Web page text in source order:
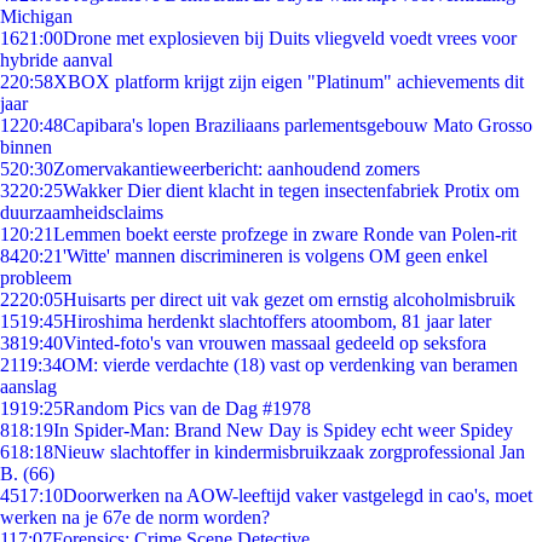
Michigan
1621:00Drone met explosieven bij Duits vliegveld voedt vrees voor
hybride aanval
220:58XBOX platform krijgt zijn eigen "Platinum" achievements dit
jaar
1220:48Capibara's lopen Braziliaans parlementsgebouw Mato Grosso
binnen
520:30Zomervakantieweerbericht: aanhoudend zomers
3220:25Wakker Dier dient klacht in tegen insectenfabriek Protix om
duurzaamheidsclaims
1 20:21Lemmen boekt eerste profzege in zware Ronde van Polen-rit
8420:21'Witte' mannen discrimineren is volgens OM geen enkel
probleem
2220:05Huisarts per direct uit vak gezet om ernstig alcoholmisbruik
1519:45Hiroshima herdenkt slachtoffers atoombom, 81 jaar later
3819:40Vinted-foto's van vrouwen massaal gedeeld op seksfora
2119:34OM: vierde verdachte (18) vast op verdenking van beramen
aanslag
1919:25Random Pics van de Dag #1978
818:19In Spider-Man: Brand New Day is Spidey echt weer Spidey
618:18Nieuw slachtoffer in kindermisbruikzaak zorgprofessional Jan
B. (66)
4517:10Doorwerken na AOW-leeftijd vaker vastgelegd in cao's, moet
werken na je 67e de norm worden?